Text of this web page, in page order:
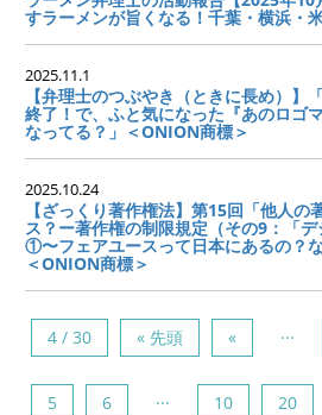
すラーメンが旨くなる！千葉・横浜・
2025.11.1
【弁理士のつぶやき（ときに長め）】
終了！で、ふと気になった『あのロゴ
なってる？」＜ONION商標＞
2025.10.24
【ざっくり著作権法】第15回「他人の
ス？ー著作権の制限規定（その9：「
①〜フェアユースって日本にあるの？
＜ONION商標＞
4 / 30 « 先頭 « ...
5 6 ... 10 20